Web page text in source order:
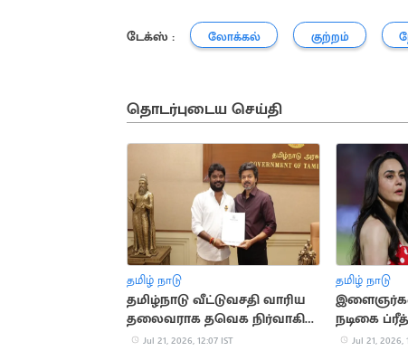
டேக்ஸ் : லோக்கல் குற்றம்
தொடர்புடைய செய்தி
தமிழ் நாடு
தமிழ்நாடு வீட்டுவசதி வாரிய
தலைவராக தவெக நிர்வாகி
சிவா நியமனம்
Jul 21, 2026, 12:07 IST
தமிழ் நாடு
நடிகை
Jul 21, 2026,